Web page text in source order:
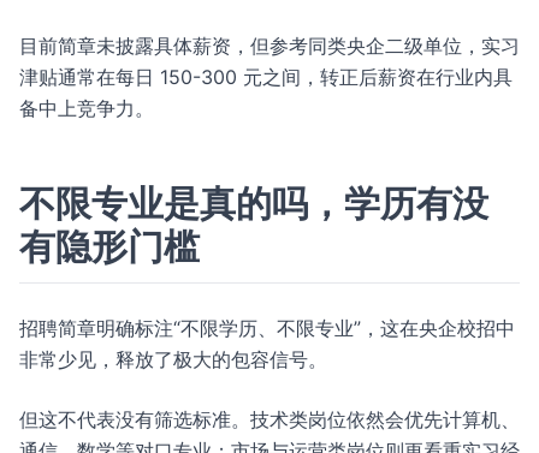
目前简章未披露具体薪资，但参考同类央企二级单位，实习
津贴通常在每日 150-300 元之间，转正后薪资在行业内具
备中上竞争力。
不限专业是真的吗，学历有没
有隐形门槛
招聘简章明确标注“不限学历、不限专业”，这在央企校招中
非常少见，释放了极大的包容信号。
但这不代表没有筛选标准。技术类岗位依然会优先计算机、